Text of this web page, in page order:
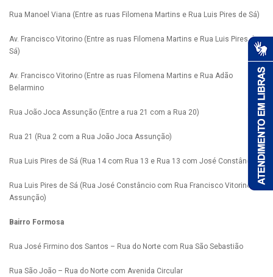
Rua Manoel Viana (Entre as ruas Filomena Martins e Rua Luis Pires de Sá)
Av. Francisco Vitorino (Entre as ruas Filomena Martins e Rua Luis Pires de
Sá)
Av. Francisco Vitorino (Entre as ruas Filomena Martins e Rua Adão
Belarmino
Rua João Joca Assunção (Entre a rua 21 com a Rua 20)
Rua 21 (Rua 2 com a Rua João Joca Assunção)
Rua Luis Pires de Sá (Rua 14 com Rua 13 e Rua 13 com José Constâncio)
Rua Luis Pires de Sá (Rua José Constâncio com Rua Francisco Vitorino de
Assunção)
Bairro Formosa
Rua José Firmino dos Santos – Rua do Norte com Rua São Sebastião
Rua São João – Rua do Norte com Avenida Circular